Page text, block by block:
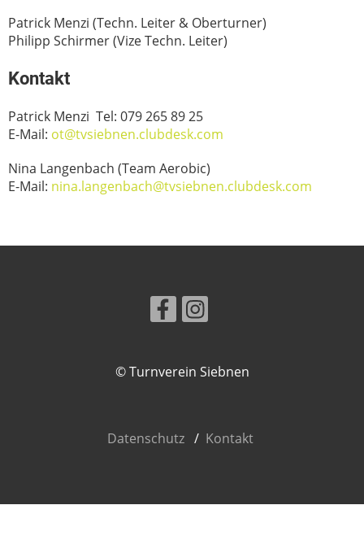
Patrick Menzi (Techn. Leiter & Oberturner)
Philipp Schirmer (Vize Techn. Leiter)
Kontakt
Patrick Menzi Tel: 079 265 89 25
E-Mail: ot@tvsiebnen.clubdesk.com
Nina Langenbach (Team Aerobic)
E-Mail: nina.langenbach@tvsiebnen.clubdesk.com
© Turnverein Siebnen
Datenschutz / Kontakt